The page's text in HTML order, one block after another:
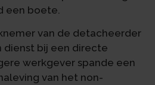
een boete.
van de detacheerder
dienst bij een directe
werkgever spande een
van het non-